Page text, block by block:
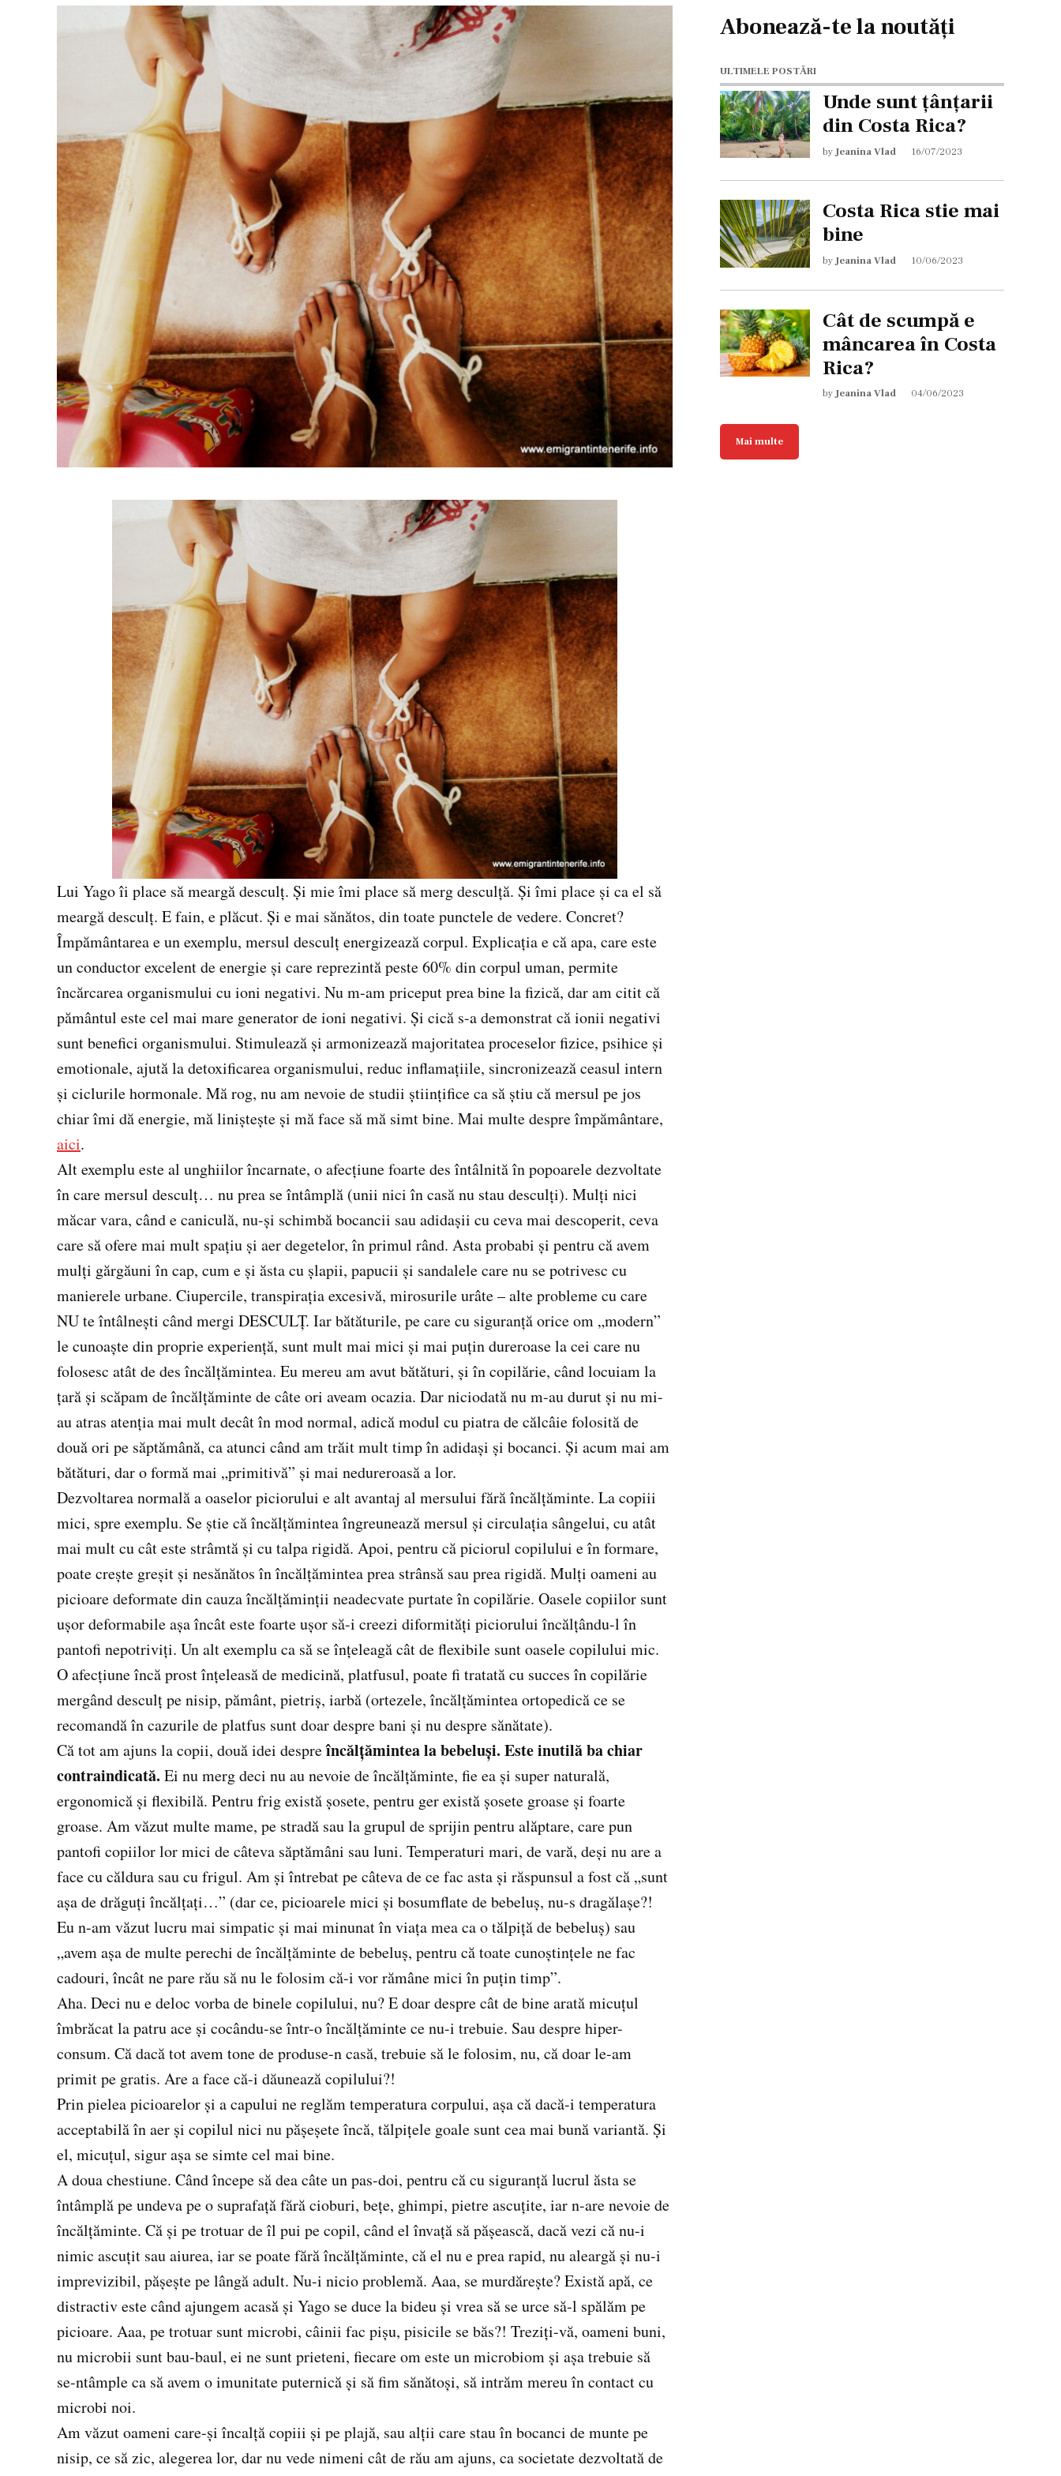
Lui Yago îi place să meargă desculţ. Şi mie îmi place să merg desculţă. Şi îmi place şi ca el să
meargă desculţ. E fain, e plăcut. Şi e mai sănătos, din toate punctele de vedere. Concret?
Împământarea e un exemplu, mersul desculţ energizează corpul. Explicaţia e că apa, care este
un conductor excelent de energie şi care reprezintă peste 60% din corpul uman, permite
încărcarea organismului cu ioni negativi. Nu m-am priceput prea bine la fizică, dar am citit că
pământul este cel mai mare generator de ioni negativi. Şi cică s-a demonstrat că ionii negativi
sunt benefici organismului. Stimulează şi armonizează majoritatea proceselor fizice, psihice şi
emotionale, ajută la detoxificarea organismului, reduc inflamaţiile, sincronizează ceasul intern
şi ciclurile hormonale. Mă rog, nu am nevoie de studii ştiinţifice ca să ştiu că mersul pe jos
chiar îmi dă energie, mă linişteşte şi mă face să mă simt bine. Mai multe despre împământare,
aici.
Alt exemplu este al unghiilor încarnate, o afecţiune foarte des întâlnită în popoarele dezvoltate
în care mersul desculţ… nu prea se întâmplă (unii nici în casă nu stau desculţi). Mulţi nici
măcar vara, când e caniculă, nu-şi schimbă bocancii sau adidaşii cu ceva mai descoperit, ceva
care să ofere mai mult spaţiu şi aer degetelor, în primul rând. Asta probabi şi pentru că avem
mulţi gărgăuni în cap, cum e şi ăsta cu şlapii, papucii şi sandalele care nu se potrivesc cu
manierele urbane. Ciupercile, transpiraţia excesivă, mirosurile urâte – alte probleme cu care
NU te întâlneşti când mergi DESCULŢ. Iar bătăturile, pe care cu siguranţă orice om „modern”
le cunoaşte din proprie experienţă, sunt mult mai mici şi mai puţin dureroase la cei care nu
folosesc atât de des încălţămintea. Eu mereu am avut bătături, şi în copilărie, când locuiam la
ţară şi scăpam de încălţăminte de câte ori aveam ocazia. Dar niciodată nu m-au durut şi nu mi-
au atras atenţia mai mult decât în mod normal, adică modul cu piatra de călcâie folosită de
două ori pe săptămână, ca atunci când am trăit mult timp în adidaşi şi bocanci. Şi acum mai am
bătături, dar o formă mai „primitivă” şi mai nedureroasă a lor.
Dezvoltarea normală a oaselor piciorului e alt avantaj al mersului fără încălţăminte. La copiii
mici, spre exemplu. Se ştie că încălţămintea îngreunează mersul şi circulaţia sângelui, cu atât
mai mult cu cât este strâmtă şi cu talpa rigidă. Apoi, pentru că piciorul copilului e în formare,
poate creşte greşit şi nesănătos în încălţămintea prea strânsă sau prea rigidă. Mulţi oameni au
picioare deformate din cauza încălţăminţii neadecvate purtate în copilărie. Oasele copiilor sunt
uşor deformabile aşa încât este foarte uşor să-i creezi diformităţi piciorului încălţându-l în
pantofi nepotriviţi. Un alt exemplu ca să se înţeleagă cât de flexibile sunt oasele copilului mic.
O afecţiune încă prost înţeleasă de medicină, platfusul, poate fi tratată cu succes în copilărie
mergând desculţ pe nisip, pământ, pietriş, iarbă (ortezele, încălţămintea ortopedică ce se
recomandă în cazurile de platfus sunt doar despre bani şi nu despre sănătate).
Că tot am ajuns la copii, două idei despreîncălţămintea la bebeluşi. Este inutilă ba chiar
contraindicată. Ei nu merg deci nu au nevoie de încălţăminte, fie ea şi super naturală,
ergonomică şi flexibilă. Pentru frig există şosete, pentru ger există şosete groase şi foarte
groase. Am văzut multe mame, pe stradă sau la grupul de sprijin pentru alăptare, care pun
pantofi copiilor lor mici de câteva săptămâni sau luni. Temperaturi mari, de vară, deşi nu are a
face cu căldura sau cu frigul. Am şi întrebat pe câteva de ce fac asta şi răspunsul a fost că „sunt
aşa de drăguţi încălţaţi…” (dar ce, picioarele mici şi bosumflate de bebeluş, nu-s dragălaşe?!
Eu n-am văzut lucru mai simpatic şi mai minunat în viaţa mea ca o tălpiţă de bebeluş) sau
„avem aşa de multe perechi de încălţăminte de bebeluş, pentru că toate cunoştinţele ne fac
cadouri, încât ne pare rău să nu le folosim că-i vor rămâne mici în puţin timp”.
Aha. Deci nu e deloc vorba de binele copilului, nu? E doar despre cât de bine arată micuţul
îmbrăcat la patru ace şi cocându-se într-o încălţăminte ce nu-i trebuie. Sau despre hiper-
consum. Că dacă tot avem tone de produse-n casă, trebuie să le folosim, nu, că doar le-am
primit pe gratis. Are a face că-i dăunează copilului?!
Prin pielea picioarelor şi a capului ne reglăm temperatura corpului, aşa că dacă-i temperatura
acceptabilă în aer şi copilul nici nu păşeşete încă, tălpiţele goale sunt cea mai bună variantă. Şi
el, micuţul, sigur aşa se simte cel mai bine.
A doua chestiune. Când începe să dea câte un pas-doi, pentru că cu siguranţă lucrul ăsta se
întâmplă pe undeva pe o suprafaţă fără cioburi, beţe, ghimpi, pietre ascuţite, iar n-are nevoie de
încălţăminte. Că şi pe trotuar de îl pui pe copil, când el învaţă să păşească, dacă vezi că nu-i
nimic ascuţit sau aiurea, iar se poate fără încălţăminte, că el nu e prea rapid, nu aleargă şi nu-i
imprevizibil, păşeşte pe lângă adult. Nu-i nicio problemă. Aaa, se murdăreşte? Există apă, ce
distractiv este când ajungem acasă şi Yago se duce la bideu şi vrea să se urce să-l spălăm pe
picioare. Aaa, pe trotuar sunt microbi, câinii fac pişu, pisicile se băs?! Treziţi-vă, oameni buni,
nu microbii sunt bau-baul, ei ne sunt prieteni, fiecare om este un microbiom şi aşa trebuie să
se-ntâmple ca să avem o imunitate puternică şi să fim sănătoşi, să intrăm mereu în contact cu
microbi noi.
Am văzut oameni care-şi încalţă copiii şi pe plajă, sau alţii care stau în bocanci de munte pe
nisip, ce să zic, alegerea lor, dar nu vede nimeni cât de rău am ajuns, ca societate dezvoltată de
Abonează-te la noutăți
ULTIMELE POSTĂRI
Unde sunt țânțarii
din Costa Rica?
by Jeanina Vlad 16/07/2023
Costa Rica stie mai
bine
by Jeanina Vlad 10/06/2023
Cât de scumpă e
mâncarea în Costa
Rica?
by Jeanina Vlad 04/06/2023
Mai multe